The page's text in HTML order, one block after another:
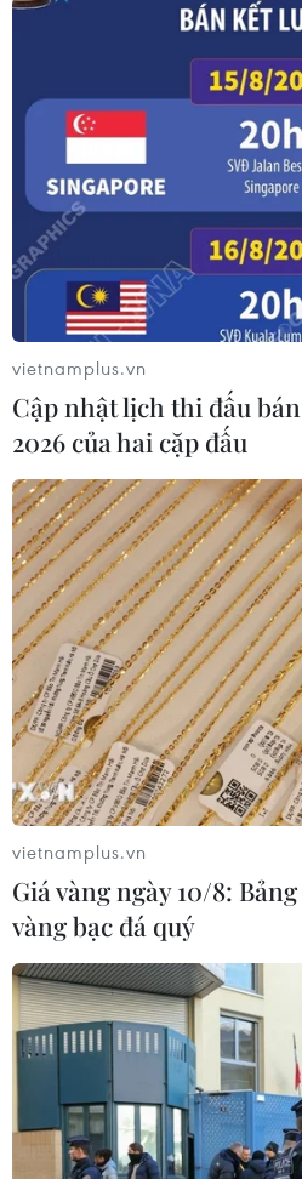
vietnamplus.vn
Cập nhật lịch thi đấu
2026 của hai cặp đấu
vietnamplus.vn
Giá vàng ngày 10/8:
vàng bạc đá quý